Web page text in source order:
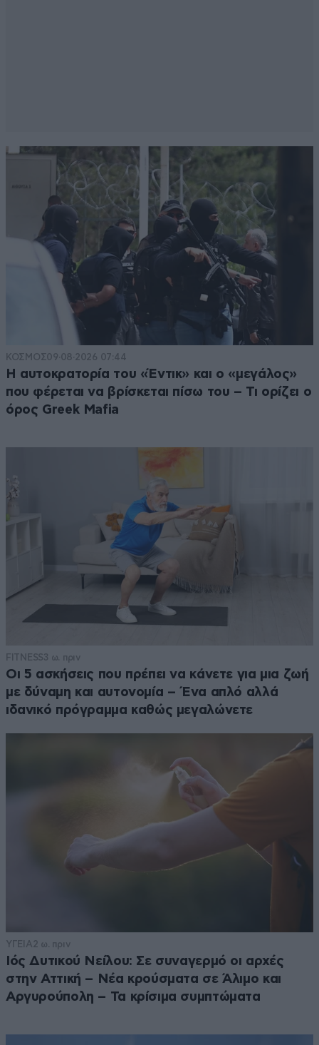
ΚΟΣΜΟΣ09·08·2026 07:44
Η αυτοκρατορία του «Έντικ» και ο «μεγάλος»
που φέρεται να βρίσκεται πίσω του – Τι ορίζει ο
όρος Greek Mafia
FITNESS3 ω. πριν
Οι 5 ασκήσεις που πρέπει να κάνετε για μια ζωή
με δύναμη και αυτονομία – Ένα απλό αλλά
ιδανικό πρόγραμμα καθώς μεγαλώνετε
ΥΓΕΙΑ 2 ω. πριν
Ιός Δυτικού Νείλου: Σε συναγερμό οι αρχές
στην Αττική – Νέα κρούσματα σε Άλιμο και
Αργυρούπολη – Τα κρίσιμα συμπτώματα